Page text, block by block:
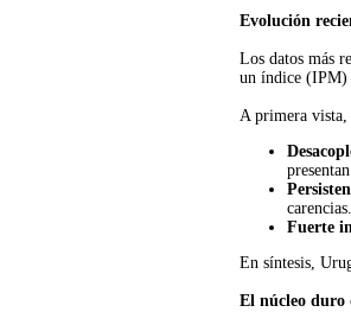
Evolución
Los datos más
un índice (IPM)
A primera vista,
carencias.
Fuerte
En síntesis,
El núcleo duro